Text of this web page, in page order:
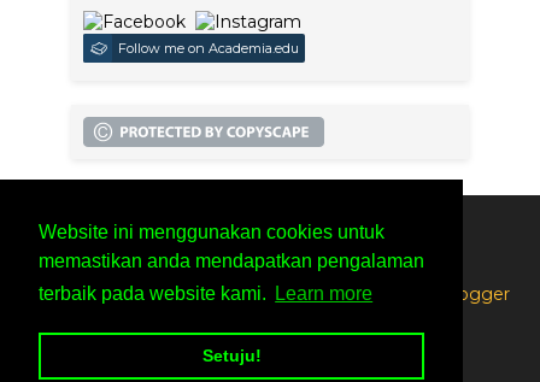
Website ini menggunakan cookies untuk
memastikan anda mendapatkan pengalaman
terbaik pada website kami.
Learn more
Setuju!
Follow me on Academia.edu
SITEMAP PRIVACY POLICY
Created BySoraTemplates| Distributed By Free Blogger
Templates